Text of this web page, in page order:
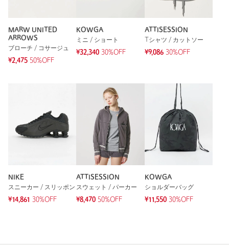
MARW UNITED
ARROWS
ブローチ / コサージュ
¥2,475 50%OFF
KOWGA
ミニ / ショート
¥32,340 30%OFF
ATTISESSION
Tシャツ / カットソー
¥9,086 30%OFF
NIKE
スニーカー / スリッポン
¥14,861 30%OFF
ATTISESSION
スウェット / パーカー
¥8,470 50%OFF
KOWGA
ショルダーバッグ
¥11,550 30%OFF